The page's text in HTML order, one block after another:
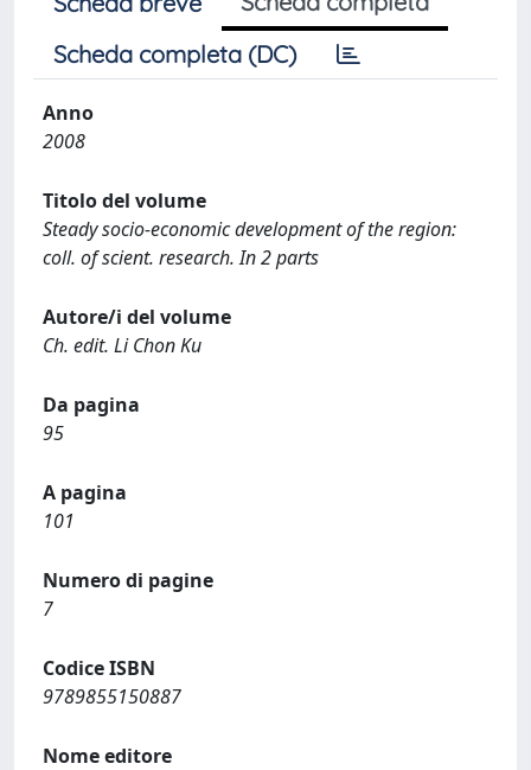
Scheda completa (DC)
Anno
2008
Titolo del volume
Steady socio-economic development of the region:
coll. of scient. research. In 2 parts
Autore/i del volume
Ch. edit. Li Chon Ku
Da pagina
95
A pagina
101
Numero di pagine
7
Codice ISBN
9789855150887
Nome editore